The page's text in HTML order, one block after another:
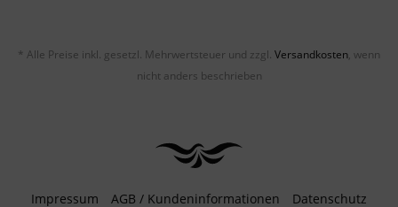
* Alle Preise inkl. gesetzl. Mehrwertsteuer und zzgl. Versandkosten, wenn
nicht anders beschrieben
Impressum AGB / Kundeninformationen Datenschutz